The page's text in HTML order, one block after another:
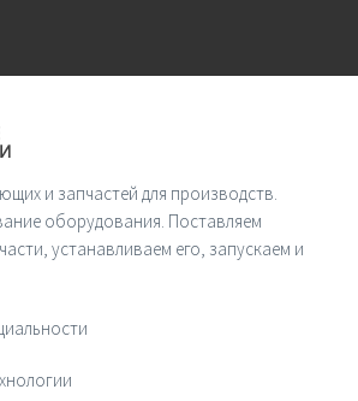
и запчастей для производств.
оборудования. Поставляем
устанавливаем его, запускаем и